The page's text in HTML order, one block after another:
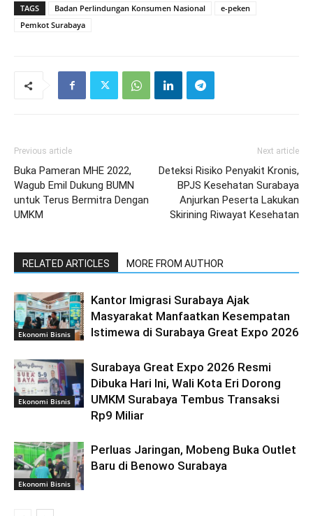
TAGS Badan Perlindungan Konsumen Nasional
e-peken
Pemkot Surabaya
Previous article
Buka Pameran MHE 2022,
Wagub Emil Dukung BUMN
untuk Terus Bermitra Dengan
UMKM
Next article
Deteksi Risiko Penyakit Kronis,
BPJS Kesehatan Surabaya
Anjurkan Peserta Lakukan
Skirining Riwayat Kesehatan
RELATED ARTICLES MORE FROM AUTHOR
Ekonomi Bisnis
Kantor Imigrasi Surabaya Ajak
Masyarakat Manfaatkan Kesempatan
Istimewa di Surabaya Great Expo 2026
Ekonomi Bisnis
Surabaya Great Expo 2026 Resmi
Dibuka Hari Ini, Wali Kota Eri Dorong
UMKM Surabaya Tembus Transaksi
Rp9 Miliar
Ekonomi Bisnis
Perluas Jaringan, Mobeng Buka Outlet
Baru di Benowo Surabaya